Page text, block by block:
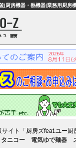
イト「厨房ズfeat.ユー厨
タニコー 電気ゆで麺器